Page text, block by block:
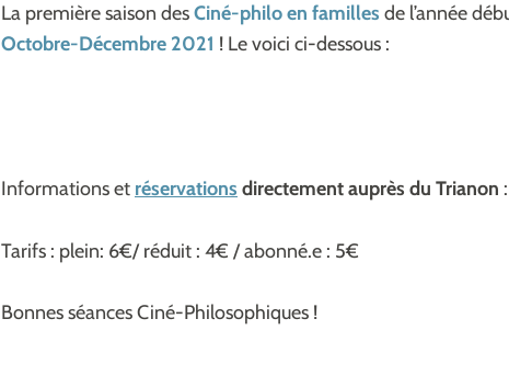
La première saison desCiné-philo en familles de l’année
Octobre-Décembre 2021 ! Le voici ci-dessous :
Informations et réservations directement auprès du Trianon :
Tarifs : plein: 6€/ réduit : 4€ / abonné.e : 5€
Bonnes séances Ciné-Philosophiques !